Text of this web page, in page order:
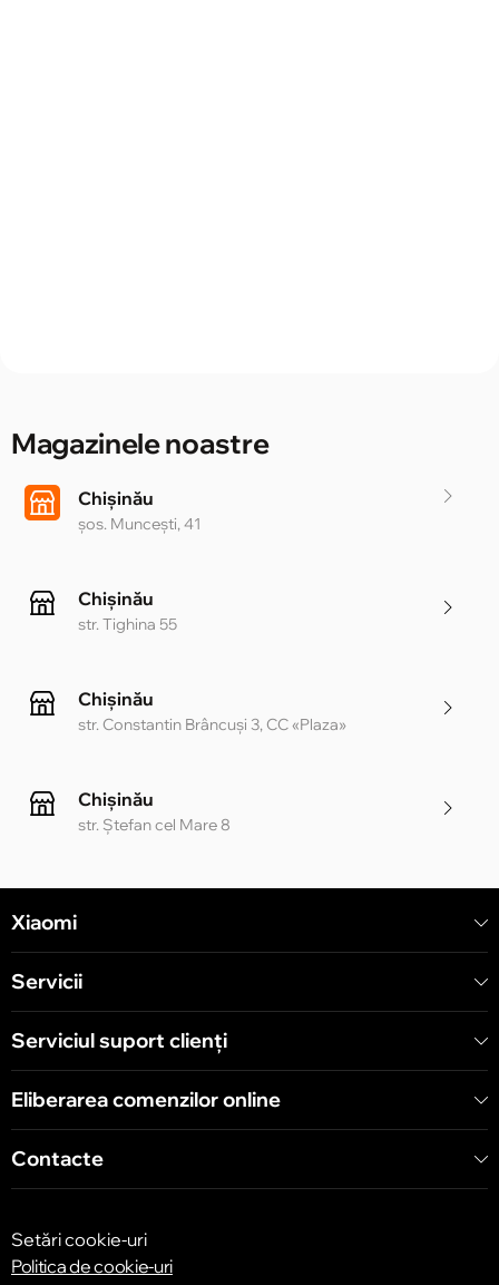
Magazinele noastre
Chișinău
șos. Muncești, 41
Chișinău
str. Tighina 55
Chișinău
str. Constantin Brâncuși 3, CC «Plaza»
Chișinău
str. Ștefan cel Mare 8
Chișinău
str. Arborilor 21, CC «Shopping MallDova»
Xiaomi
Servicii
Serviciul suport clienţi
Eliberarea comenzilor online
Contacte
Setări cookie-uri
Politica de cookie-uri